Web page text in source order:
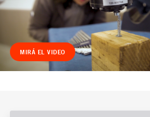
MIRÁ EL VIDEO